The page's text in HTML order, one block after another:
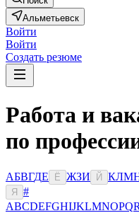
Альметьевск
Войти
Войти
Создать резюме
Работа и
по
АБВГДЕ Ё ЖЗИ Й КЛМ
Я
#
ABCDEFGHIJKLMNOPQR